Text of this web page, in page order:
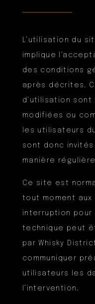
L’utilisation du
implique
des conditions
après décrites.
d’utilisation sont
modifiées ou
les utilisateurs
sont donc
manière
Ce site est
tout moment aux
interruption pour
technique peut
par Whisky
communiquer
utilisateurs les
l’intervention.